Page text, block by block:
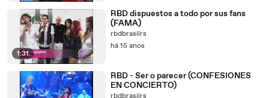
1:31
RBD dispuestos a todo por sus fans
(FAMA)
rbdbrasilrs
há 15 anos
RBD - Ser o parecer (CONFESIONES
EN CONCIERTO)